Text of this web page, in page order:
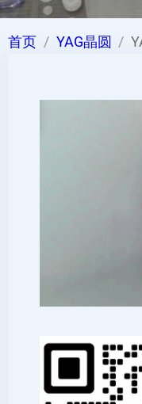
首页 YAG晶圆